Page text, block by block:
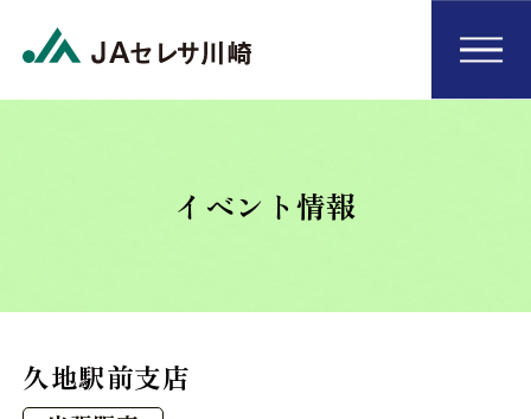
イベント情報
久地駅前支店